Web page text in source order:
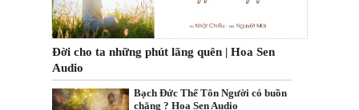
Đời cho ta những phút lãng quên | Hoa Sen
Audio
Bạch Đức Thế Tôn Người có buồn
chăng ? Hoa Sen Audio